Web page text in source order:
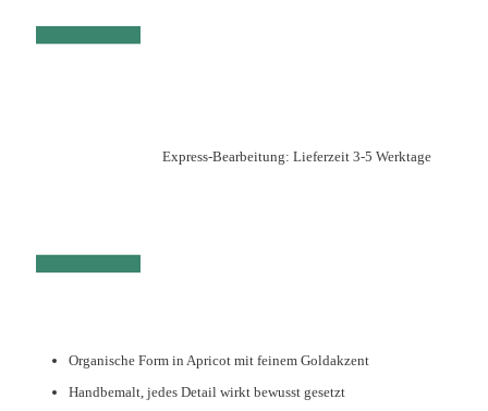
Express-Bearbeitung: Lieferzeit 3-5 Werktage
Organische Form in Apricot mit feinem Goldakzent
Handbemalt, jedes Detail wirkt bewusst gesetzt